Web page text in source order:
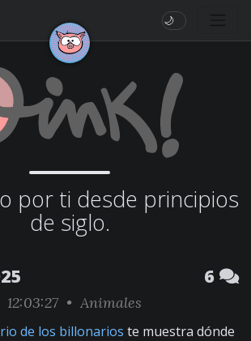
🌙
por ti desde principios
de siglo.
6
12:03:27 • Animales
de los billonarios te muestra dónde